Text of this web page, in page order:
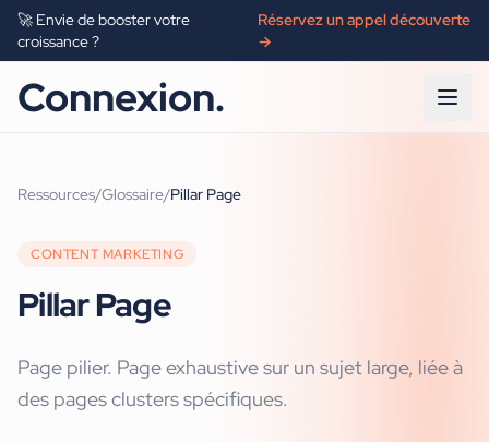
🚀 Envie de booster votre
croissance ?
Réservez un appel découverte
→
Connexion.
Ressources/Glossaire/Pillar Page
CONTENT MARKETING
Pillar Page
Page pilier. Page exhaustive sur un sujet large, liée à
des pages clusters spécifiques.